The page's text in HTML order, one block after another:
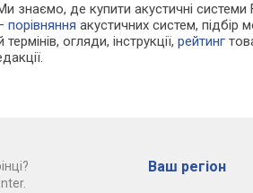
знаємо, де купити акустичні системи
порівняння акустичних систем, підбір
огляди, інструкції,рейтинг
Ваш регіон